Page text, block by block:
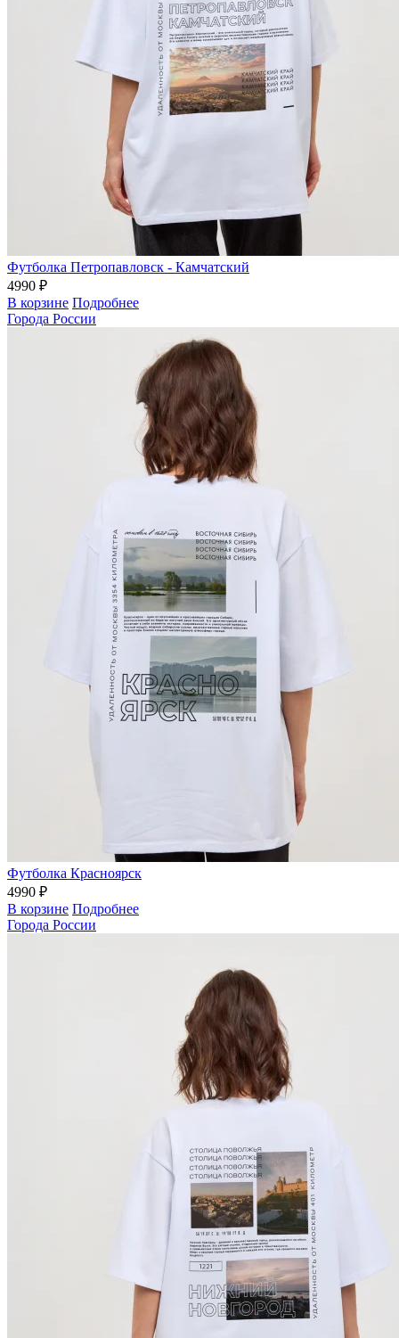
Футболка Петропавловск - Камчатский
4990 ₽
В корзине Подробнее
Города России
Футболка Красноярск
4990 ₽
В корзине Подробнее
Города России